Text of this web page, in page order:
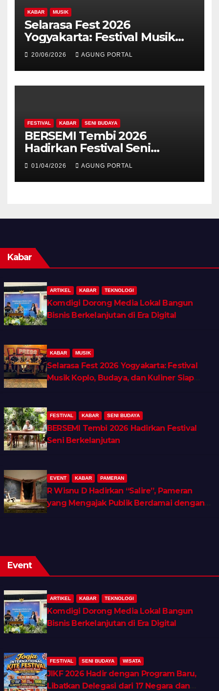
KABAR MUSIK
Selarasa Fest 2026
Yogyakarta: Festival Musik
Koplo, Budaya, dan Kuliner
Siap Guncang Rocket Arena
20/06/2026 AGUNG PORTAL
FESTIVAL KABAR SENI BUDAYA
BERSEMI Tembi 2026
Hadirkan Festival Seni
Berkelanjutan
01/04/2026 AGUNG PORTAL
Kabar
ARTIKEL KABAR TEKNOLOGI
Komdigi Dorong Media Lokal Bangun
Bisnis Berkelanjutan di Era Digital
KABAR MUSIK
Selarasa Fest 2026 Yogyakarta: Festival
Musik Koplo, Budaya, dan Kuliner Siap
FESTIVAL KABAR SENI BUDAYA
BERSEMI Tembi 2026 Hadirkan Festival
Seni Berkelanjutan
EVENT KABAR PAMERAN
R Wisnu D Hadirkan “Salire”, Pameran
yang Mengajak Publik Berdamai dengan
Event
ARTIKEL KABAR TEKNOLOGI
Komdigi Dorong Media Lokal Bangun
Bisnis Berkelanjutan di Era Digital
FESTIVAL SENI BUDAYA WISATA
JIKF 2026 Hadir dengan Program Baru,
Libatkan Delegasi dari 17 Negara dan